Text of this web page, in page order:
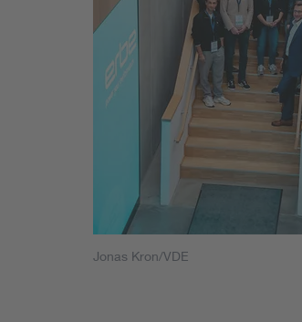
Jonas Kron/VDE